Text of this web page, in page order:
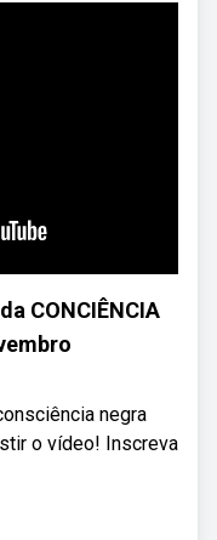
CONCIÊNCIA
negra
o vídeo! Inscreva